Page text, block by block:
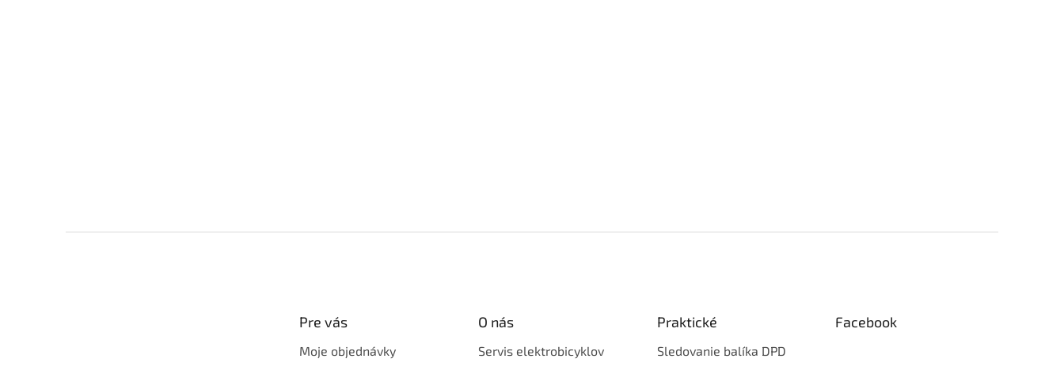
Pre vás
Moje objednávky
O nás
Servis elektrobicyklov
Praktické
Sledovanie balíka DPD
Facebook